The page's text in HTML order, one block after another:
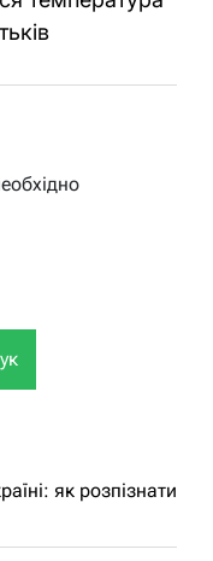
як розпізнати